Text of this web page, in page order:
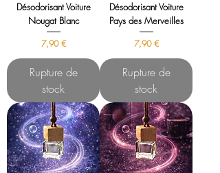
Désodorisant Voiture
Nougat Blanc
Prix
7,90 €
Rupture de
stock
Désodorisant Voiture
Pays des Merveilles
Prix
7,90 €
Rupture de
stock